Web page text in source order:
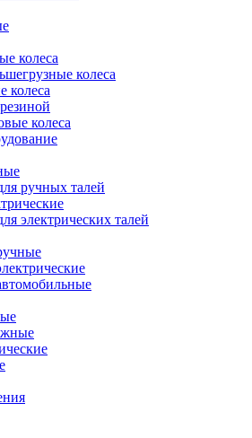
колеса
колеса
колеса
колеса
ручных талей
электрических талей